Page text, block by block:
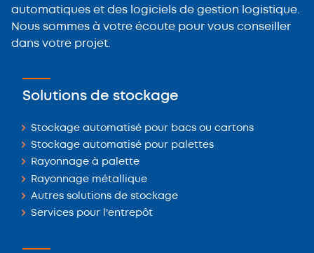
automatiques et des logiciels de gestion logistique.
Nous sommes à votre écoute pour vous conseiller
dans votre projet.
Solutions de stockage
Stockage automatisé pour bacs ou cartons
Stockage automatisé pour palettes
Rayonnage à palette
Rayonnage métallique
Autres solutions de stockage
Services pour l'entrepôt